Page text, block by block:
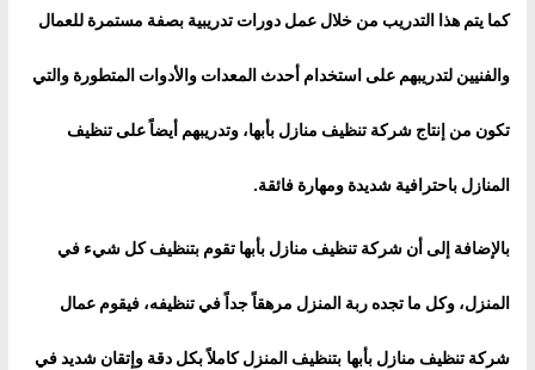
كما يتم هذا التدريب من خلال عمل دورات تدريبية بصفة مستمرة للعمال
والفنيين لتدريبهم على استخدام أحدث المعدات والأدوات المتطورة والتي
تكون من إنتاج شركة تنظيف منازل بأبها، وتدريبهم أيضاً على تنظيف
المنازل باحترافية شديدة ومهارة فائقة.
بالإضافة إلى أن شركة تنظيف منازل بأبها تقوم بتنظيف كل شيء في
المنزل، وكل ما تجده ربة المنزل مرهقاً جداً في تنظيفه، فيقوم عمال
شركة تنظيف منازل بأبها بتنظيف المنزل كاملاً بكل دقة وإتقان شديد في